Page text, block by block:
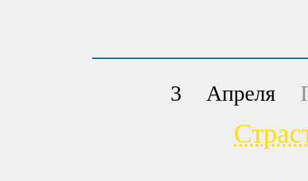
3 Апреля